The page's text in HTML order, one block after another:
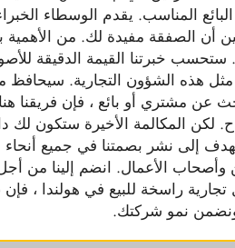
المناسب. يقدم الوسطاء
أن الصفقة مفيدة لك. من الأهمية
ستحسب خبرتنا القيمة الدقيقة
هذه الشؤون التجارية. سيحافظ
عن مشتري أو بائع ، فإن فريقنا
المكالمة الأخيرة ستكون لك
نهدف إلى نشر بصمتنا في جميع
الأعمال. انضم إلينا من أجل
نمو شركتك.